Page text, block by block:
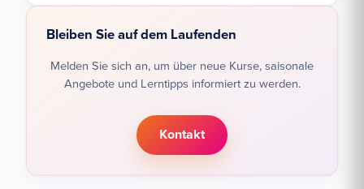
Bleiben Sie auf dem Laufenden
Melden Sie sich an, um über neue Kurse, saisonale
Angebote und Lerntipps informiert zu werden.
Kontakt